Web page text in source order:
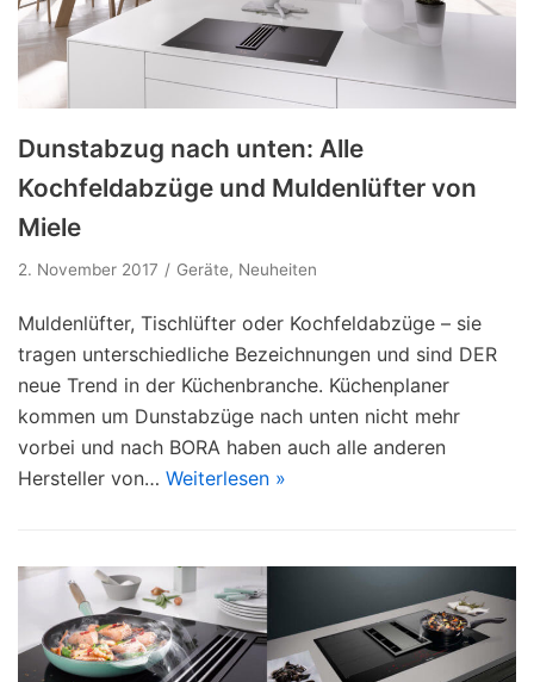
Dunstabzug nach unten: Alle
Kochfeldabzüge und Muldenlüfter von
Miele
2. November 2017 Geräte, Neuheiten
Muldenlüfter, Tischlüfter oder Kochfeldabzüge – sie
tragen unterschiedliche Bezeichnungen und sind DER
neue Trend in der Küchenbranche. Küchenplaner
kommen um Dunstabzüge nach unten nicht mehr
vorbei und nach BORA haben auch alle anderen
Hersteller von… Weiterlesen »